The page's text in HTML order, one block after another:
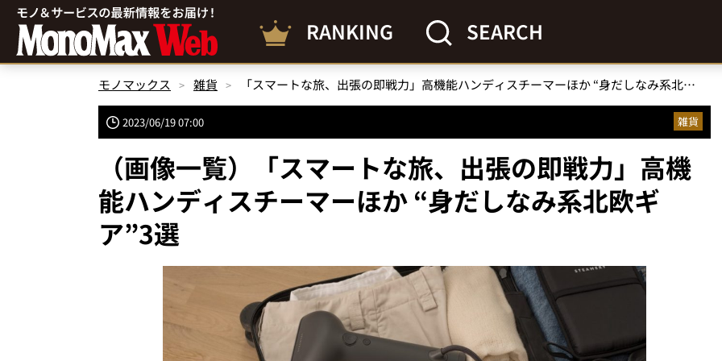
RANKING SEARCH
モノマックス 雑貨 「スマートな旅、出張の即戦力」高機能ハンディスチーマーほか “身だしなみ系北欧ギア”3選
2023/06/19 07:00 雑貨
（画像一覧）「スマートな旅、出張の即戦力」高機
能ハンディスチーマーほか “身だしなみ系北欧ギ
ア”3選